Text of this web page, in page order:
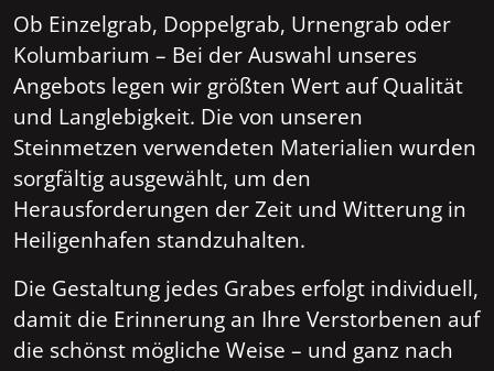
Ob Einzelgrab, Doppelgrab, Urnengrab oder
Kolumbarium – Bei der Auswahl unseres
Angebots legen wir größten Wert auf Qualität
und Langlebigkeit. Die von unseren
Steinmetzen verwendeten Materialien wurden
sorgfältig ausgewählt, um den
Herausforderungen der Zeit und Witterung in
Heiligenhafen standzuhalten.
Die Gestaltung jedes Grabes erfolgt individuell,
damit die Erinnerung an Ihre Verstorbenen auf
die schönst mögliche Weise – und ganz nach